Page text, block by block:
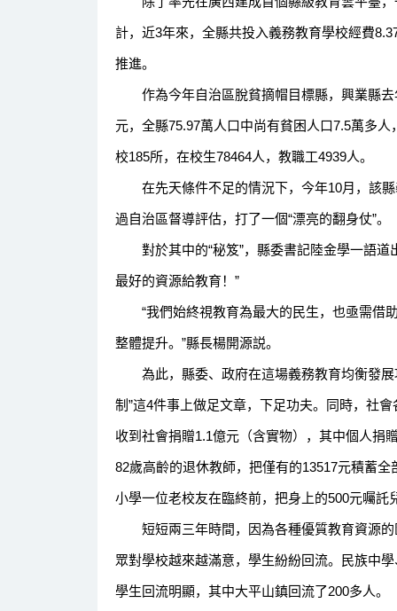
計，近3年來，全縣共投入義務教育學校經費
推進。
作為今年自治區脫貧摘帽目標縣，興業縣去
元，全縣75.97萬人口中尚有貧困人口7.5萬多
校185所，在校生78464人，教職工4939人。
在先天條件不足的情況下，今年10月，該縣
過自治區督導評估，打了一個“漂亮的翻身仗”。
對於其中的“秘笈”，縣委書記陸金學一語道
最好的資源給教育！”
“我們始終視教育為最大的民生，也亟需借助
整體提升。”縣長楊開源説。
為此，縣委、政府在這場義務教育均衡發展
制”這4件事上做足文章，下足功夫。同時，社
收到社會捐贈1.1億元（含實物），其中個人捐
82歲高齡的退休教師，把僅有的13517元積蓄
小學一位老校友在臨終前，把身上的500元囑
短短兩三年時間，因為各種優質教育資源的
眾對學校越來越滿意，學生紛紛回流。民族中
學生回流明顯，其中大平山鎮回流了200多人。